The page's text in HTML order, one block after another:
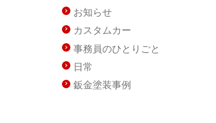
お知らせ
カスタムカー
事務員のひとりごと
日常
鈑金塗装事例